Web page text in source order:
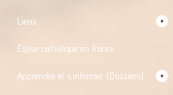
Liens
Église catholique en France
Apprendre et s’informer (Dossiers)